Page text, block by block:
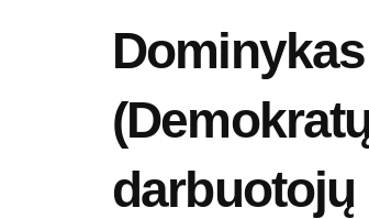
darbuotojų